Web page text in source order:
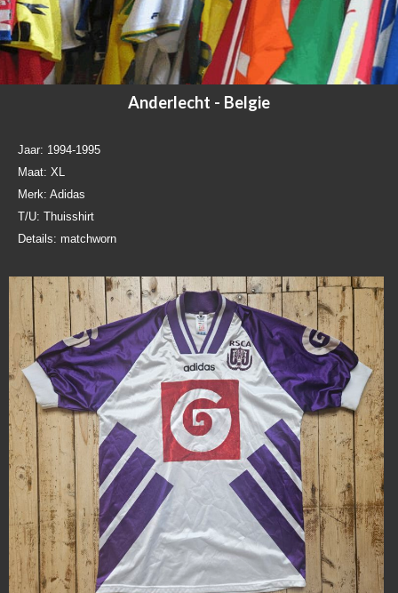
Anderlecht - Belgie
Jaar: 1994-1995
Maat: XL
Merk: Adidas
T/U: Thuisshirt
Details: matchworn